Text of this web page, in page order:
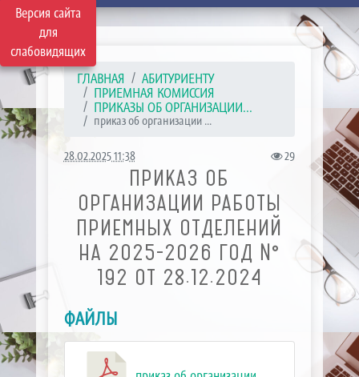
Версия сайта
для
слабовидящих
ГЛАВНАЯ
АБИТУРИЕНТУ
ПРИЕМНАЯ КОМИССИЯ
ПРИКАЗЫ ОБ ОРГАНИЗАЦИИ...
приказ об организации ...
28.02.2025 11:38 29
ПРИКАЗ ОБ
ОРГАНИЗАЦИИ РАБОТЫ
ПРИЕМНЫХ ОТДЕЛЕНИЙ
НА 2025-2026 ГОД №
192 ОТ 28.12.2024
ФАЙЛЫ